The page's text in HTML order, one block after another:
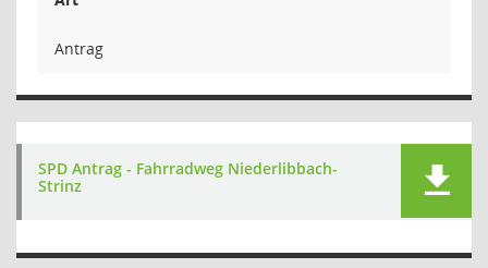
Antrag
SPD Antrag - Fahrradweg Niederlibbach-
Strinz